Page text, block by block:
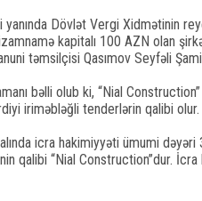
Dövlət Vergi Xidmətinin
kapitalı 100 AZN olan
təmsilçisi Qasımov Seyfəli
bəlli olub ki, “Nial
iriməbləğli tenderlərin qalibi olur.
icra hakimiyyəti ümumi
qalibi “Nial Construction”dur.